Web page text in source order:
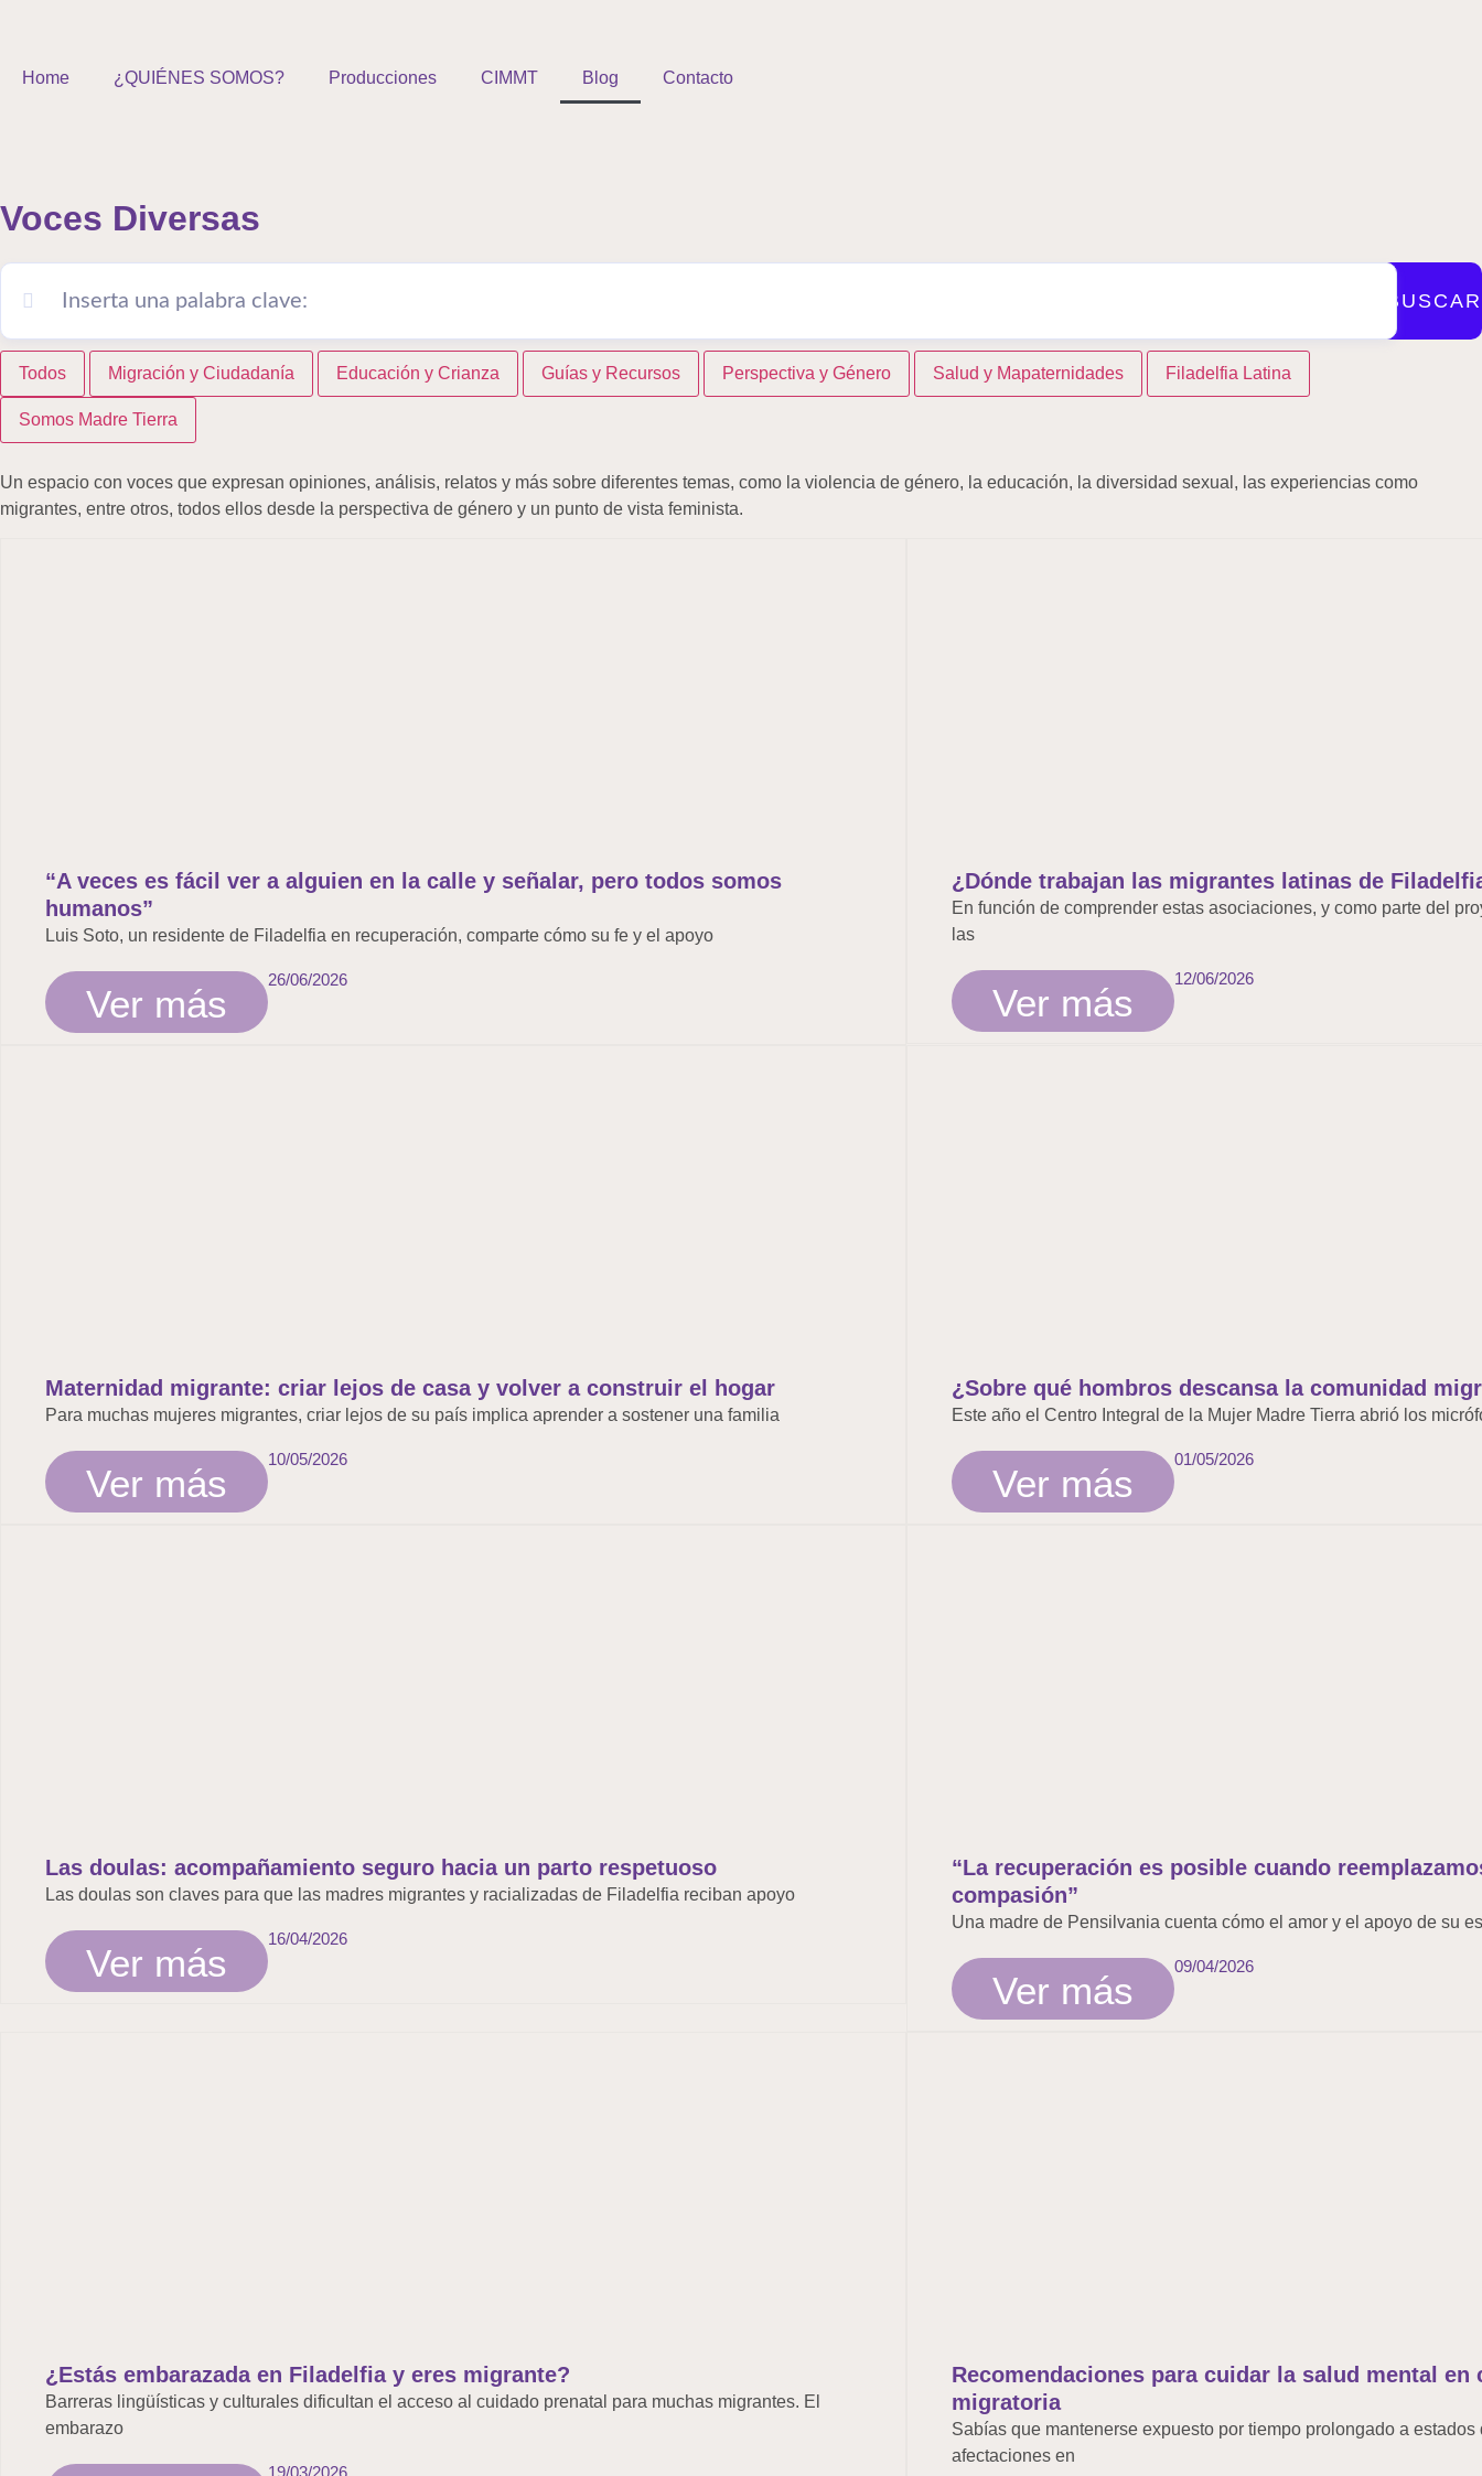
Home ¿QUIÉNES SOMOS? Producciones CIMMT Blog Contacto
Voces Diversas
BUSCAR
Todos Migración y Ciudadanía Educación y Crianza Guías y Recursos Perspectiva y Género Salud y Mapaternidades Filadelfia Latina
Somos Madre Tierra
Un espacio con voces que expresan opiniones, análisis, relatos y más sobre diferentes temas, como la violencia de género, la educación, la diversidad sexual, las experiencias como
migrantes, entre otros, todos ellos desde la perspectiva de género y un punto de vista feminista.
“A veces es fácil ver a alguien en la calle y señalar, pero todos somos
humanos”
Luis Soto, un residente de Filadelfia en recuperación, comparte cómo su fe y el apoyo
Ver más
26/06/2026
¿Dónde trabajan las migrantes latinas de
En función de comprender estas asociaciones, y como parte del
las
Ver más
12/06/2026
Maternidad migrante: criar lejos de casa y volver a construir el hogar
Para muchas mujeres migrantes, criar lejos de su país implica aprender a sostener una familia
Ver más
10/05/2026
¿Sobre qué hombros descansa la comunidad
Este año el Centro Integral de la Mujer Madre Tierra abrió los
Ver más
01/05/2026
Las doulas: acompañamiento seguro hacia un parto respetuoso
Las doulas son claves para que las madres migrantes y racializadas de Filadelfia reciban apoyo
Ver más
16/04/2026
“La recuperación es posible cuando
compasión”
Una madre de Pensilvania cuenta cómo el amor y el apoyo de su
Ver más
09/04/2026
¿Estás embarazada en Filadelfia y eres migrante?
Barreras lingüísticas y culturales dificultan el acceso al cuidado prenatal para muchas migrantes. El
embarazo
Recomendaciones para cuidar la salud mental
migratoria
Sabías que mantenerse expuesto por tiempo prolongado a
afectaciones en